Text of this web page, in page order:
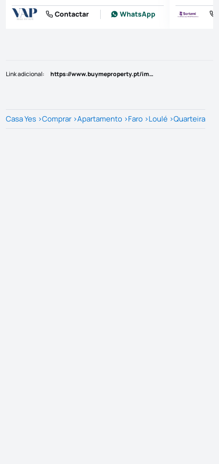
Contactar WhatsApp
Link adicional: https://www.buymeproperty.pt/imovel/?rid=20921789
Casa Yes >Comprar >Apartamento >Faro >Loulé >Quarteira